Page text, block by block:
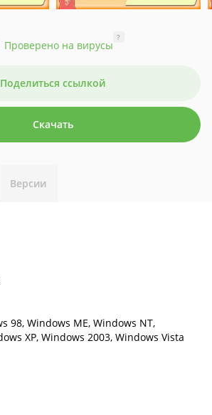
Проверено на вирусы
?
Поделиться ссылкой
Скачать
Версии
98, Windows ME, Windows NT,
XP, Windows 2003, Windows Vista